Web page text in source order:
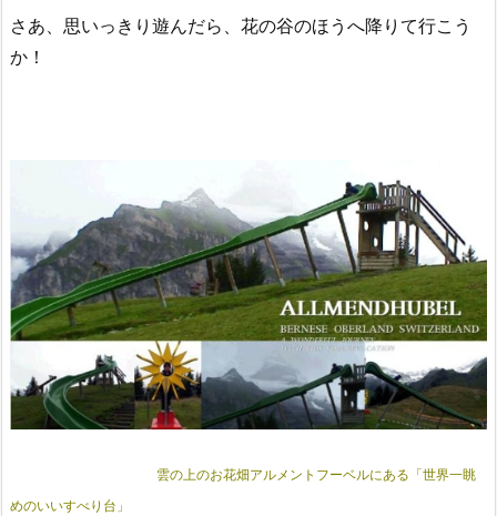
さあ、思いっきり遊んだら、花の谷のほうへ降りて行こう
か！
雲の上のお花畑アルメントフーベルにある「世界一眺
めのいいすべり台」